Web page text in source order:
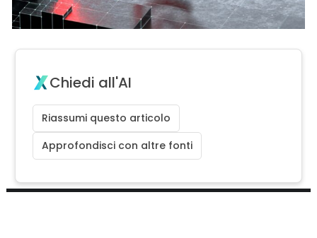
Chiedi all'AI
Riassumi questo articolo
Approfondisci con altre fonti